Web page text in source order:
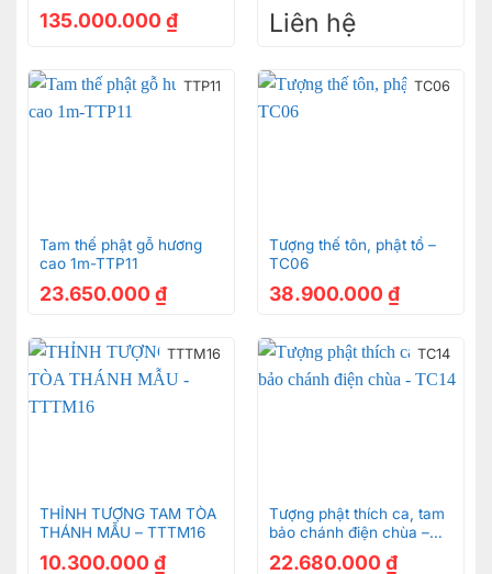
135.000.000 ₫ Liên hệ
TTP11
Tam thế phật gỗ hương
cao 1m-TTP11
23.650.000 ₫
TC06
Tượng thế tôn, phật tổ –
TC06
38.900.000 ₫
TTTM16
THỈNH TƯỢNG TAM TÒA
THÁNH MẪU – TTTM16
10.300.000 ₫
TC14
Tượng phật thích ca, tam
bảo chánh điện chùa –
22.680.000 ₫